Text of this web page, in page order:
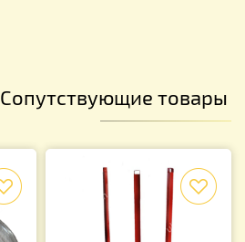
Сопутствующие товары